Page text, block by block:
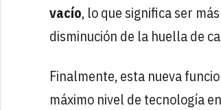
vacío, lo que significa ser
disminución de la huella de
Finalmente, esta nueva
máximo nivel de tecnología